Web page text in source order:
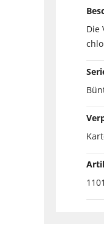
Die